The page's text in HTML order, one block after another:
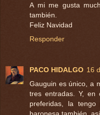
A mi me gusta
también.
Feliz Navidad
Responder
PACO HIDALGO 16
Gauguin es único, a
tres entradas. Y,
preferidas, la